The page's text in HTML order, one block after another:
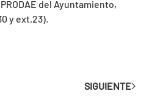
PRODAE del Ayuntamiento,
y ext.23).
SIGUIENTE